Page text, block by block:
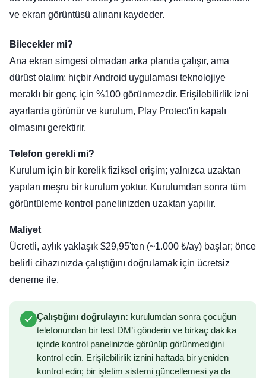
ve ekran görüntüsü alınanı kaydeder.
Bilecekler mi?
Ana ekran simgesi olmadan arka planda çalışır, ama
dürüst olalım: hiçbir Android uygulaması teknolojiye
meraklı bir genç için %100 görünmezdir. Erişilebilirlik izni
ayarlarda görünür ve kurulum, Play Protect'in kapalı
olmasını gerektirir.
Telefon gerekli mi?
Kurulum için bir kerelik fiziksel erişim; yalnızca uzaktan
yapılan meşru bir kurulum yoktur. Kurulumdan sonra tüm
görüntüleme kontrol panelinizden uzaktan yapılır.
Maliyet
Ücretli, aylık yaklaşık $29,95'ten (~1.000 ₺/ay) başlar; önce
belirli cihazınızda çalıştığını doğrulamak için ücretsiz
deneme ile.
Çalıştığını doğrulayın: kurulumdan sonra çocuğun
telefonundan bir test DM’i gönderin ve birkaç dakika
içinde kontrol panelinizde görünüp görünmediğini
kontrol edin. Erişilebilirlik iznini haftada bir yeniden
kontrol edin; bir işletim sistemi güncellemesi ya da